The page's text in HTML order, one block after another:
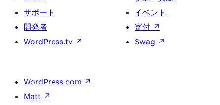
サポート
開発者
WordPress.tv ↗
イベント
寄付 ↗
Swag ↗
WordPress.com ↗
Matt ↗